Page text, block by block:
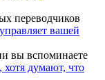
переводчиков
вашей
вы вспоминаете
думают, что